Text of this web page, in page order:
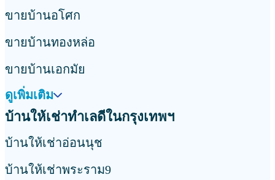
ขายบ้านอโศก
ขายบ้านทองหล่อ
ขายบ้านเอกมัย
ดูเพิ่มเติม
บ้านให้เช่าทำเลดีในกรุงเทพฯ
บ้านให้เช่าอ่อนนุช
บ้านให้เช่าพระราม9